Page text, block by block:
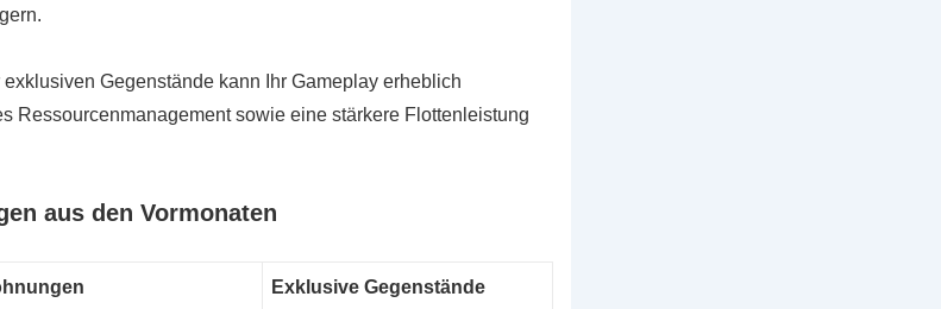
Gegenstände kann Ihr Gameplay erheblich
Ressourcenmanagement sowie eine stärkere Flottenleistung
aus den Vormonaten
Exklusive Gegenstände